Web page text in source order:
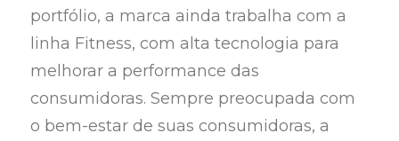
portfólio, a marca ainda trabalha com a
linha Fitness, com alta tecnologia para
melhorar a performance das
consumidoras. Sempre preocupada com
o bem-estar de suas consumidoras, a